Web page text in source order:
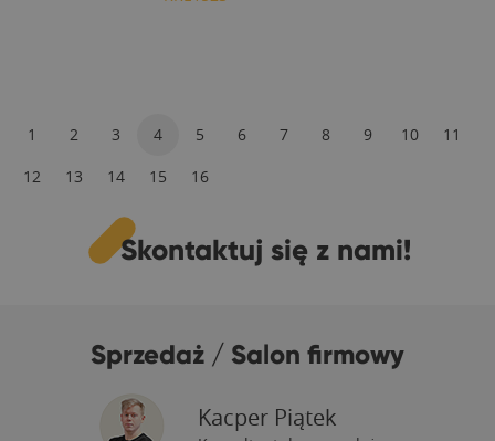
1 2 3 4 5 6 7 8 9 10
11
12
13 14 15 16
Skontaktuj się z nami!
Sprzedaż / Salon firmowy
Kacper Piątek